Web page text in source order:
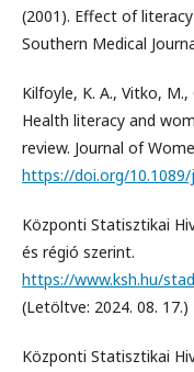
(2001). Effect of
Southern Medical
Kilfoyle, K. A., Vitko, M.,
Health literacy and
review. Journal of
https://doi.org/10.1089/
Központi Statisztikai
és régió szerint.
https://www.ksh.hu/
(Letöltve: 2024. 08. 17.)
Központi Statisztikai